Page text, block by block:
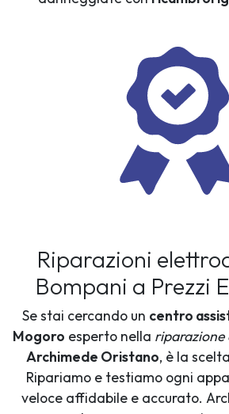
Riparazioni
Bompani a Prezzi
Se stai cercando un centro
Mogoro esperto nella riparazione
Archimede Oristano, è la
Ripariamo e testiamo ogni
veloce affidabile e accurato.